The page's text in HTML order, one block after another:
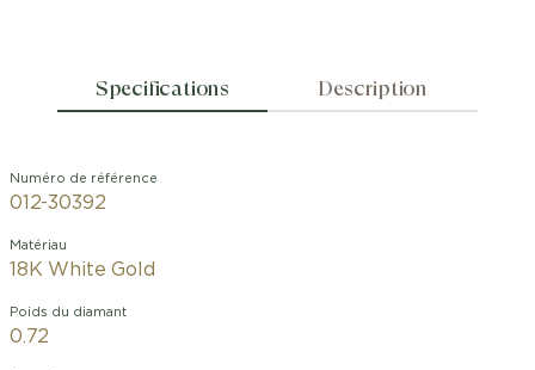
Specifications Description
Numéro de référence
012-30392
Matériau
18K White Gold
Poids du diamant
0.72